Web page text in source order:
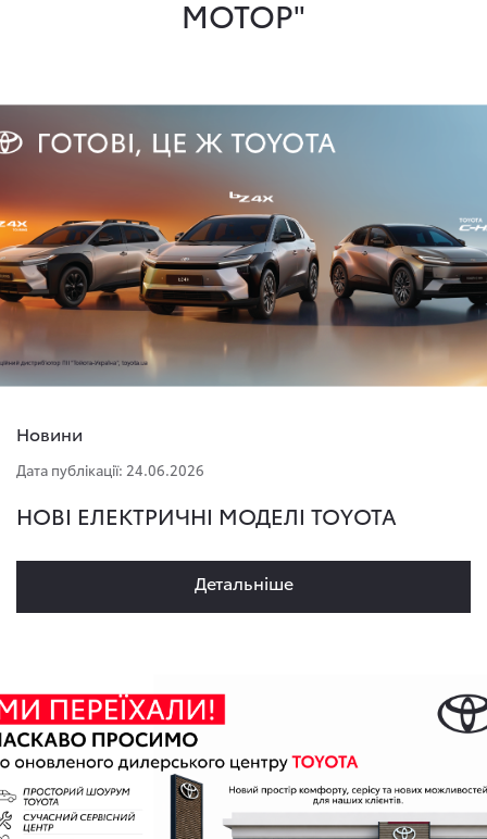
МОТОР"
Новини
Дата публікації: 24.06.2026
НОВІ ЕЛЕКТРИЧНІ МОДЕЛІ TOYOTA
Детальнiше